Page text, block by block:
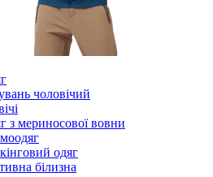
чоловічий
з мериносової вовни
одяг
білизна